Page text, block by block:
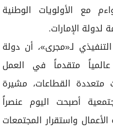
مع الأولويات الوطنية
لدولة الإمارات.
لـ«مجرى»، أن دولة
متقدماً في العمل
متعددة القطاعات، مشيرة
أصبحت اليوم عنصراً
واستقرار المجتمعات